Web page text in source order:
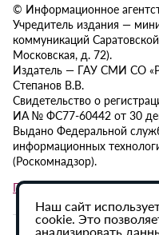
© Информационное
Учредитель издания —
коммуникаций
Московская, д. 72).
Издатель — ГАУ СМИ СО
Степанов В.В.
Свидетельство о
ИА № ФС77-60442 от 30
Выдано Федеральной
информационных
(Роскомнадзор).
Политика в отношении
Наш сайт
cookie. Это